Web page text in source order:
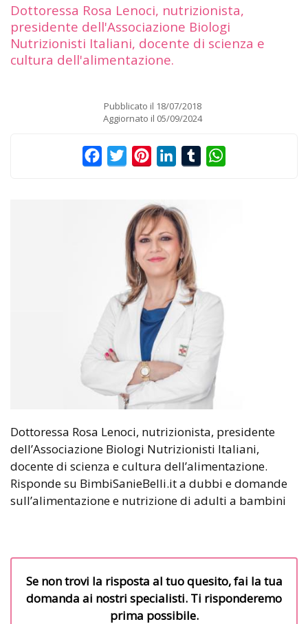
Dottoressa Rosa Lenoci, nutrizionista,
presidente dell'Associazione Biologi
Nutrizionisti Italiani, docente di scienza e
cultura dell'alimentazione.
Pubblicato il 18/07/2018
Aggiornato il 05/09/2024
FacebookTwitterPinterestLinkedInTumblr
Dottoressa Rosa Lenoci, nutrizionista, presidente
dell’Associazione Biologi Nutrizionisti Italiani,
docente di scienza e cultura dell’alimentazione.
Risponde su BimbiSanieBelli.it a dubbi e domande
sull’alimentazione e nutrizione di adulti a bambini
Se non trovi la risposta al tuo quesito, fai la tua
domanda ai nostri specialisti. Ti risponderemo
prima possibile.